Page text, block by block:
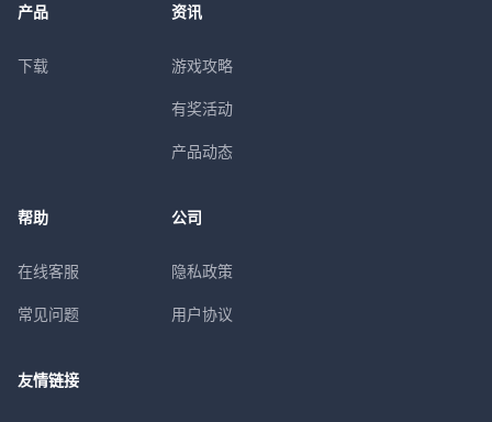
产品
下载
资讯
游戏攻略
有奖活动
产品动态
帮助
在线客服
常见问题
公司
隐私政策
用户协议
友情链接